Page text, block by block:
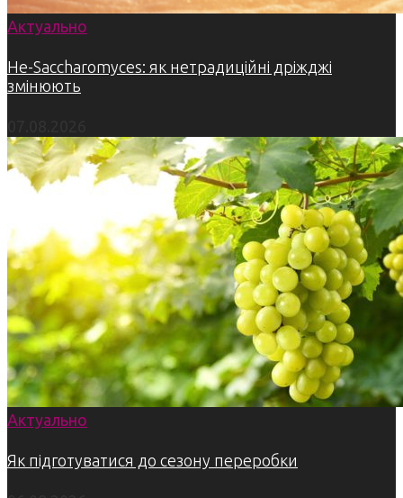
Актуально
Не-Saccharomyces: як нетрадиційні дріжджі
змінюють
Актуально
Як підготуватися до сезону переробки